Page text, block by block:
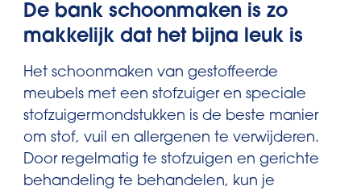
De bank schoonmaken is zo
makkelijk dat het bijna leuk is
Het schoonmaken van gestoffeerde
meubels met een stofzuiger en speciale
stofzuigermondstukken is de beste manier
om stof, vuil en allergenen te verwijderen.
Door regelmatig te stofzuigen en gerichte
behandeling te behandelen, kun je